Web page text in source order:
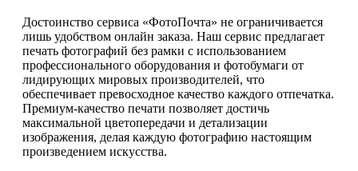
Достоинство сервиса «ФотоПочта» не ограничивается
лишь удобством онлайн заказа. Наш сервис предлагает
печать фотографий без рамки с использованием
профессионального оборудования и фотобумаги от
лидирующих мировых производителей, что
обеспечивает превосходное качество каждого отпечатка.
Премиум-качество печати позволяет достичь
максимальной цветопередачи и детализации
изображения, делая каждую фотографию настоящим
произведением искусства.